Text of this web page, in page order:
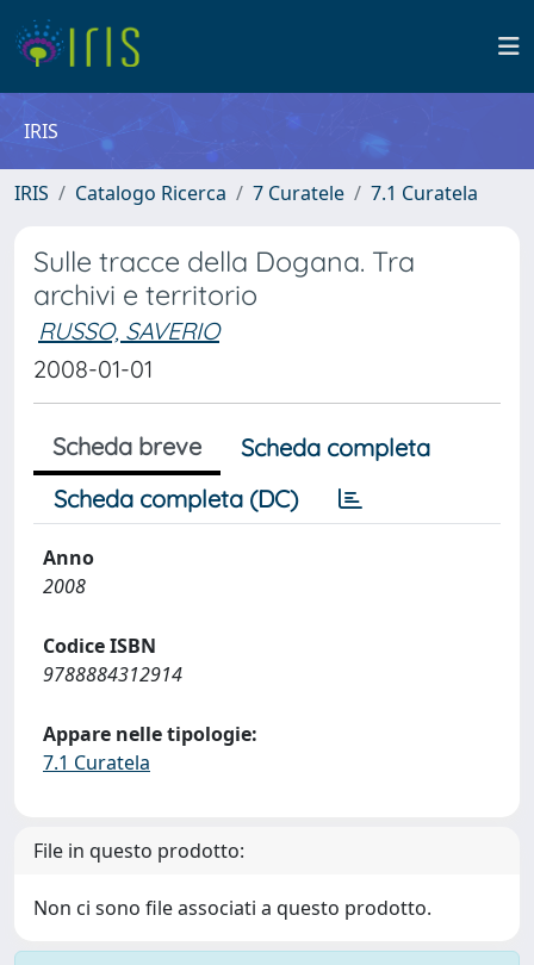
IRIS
IRIS Catalogo Ricerca 7 Curatele 7.1 Curatela
Sulle tracce della Dogana. Tra
archivi e territorio
RUSSO, SAVERIO
2008-01-01
Scheda breve
Scheda completa
Scheda completa (DC)
Anno
2008
Codice ISBN
9788884312914
Appare nelle tipologie:
7.1 Curatela
File in questo prodotto:
Non ci sono file associati a questo prodotto.